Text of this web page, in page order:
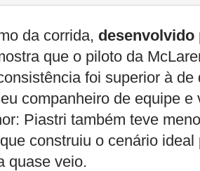
da corrida, desenvolvido
que o piloto da
foi superior à
companheiro de equipe
Piastri também teve
construiu o cenário
quase veio.